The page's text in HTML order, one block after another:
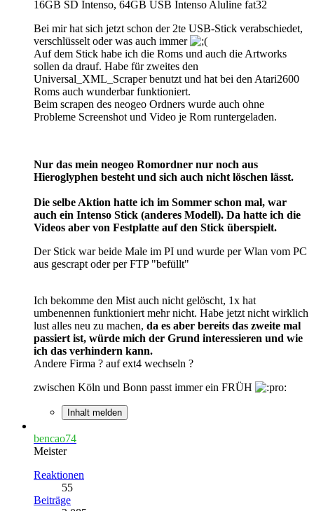
16GB SD Intenso, 64GB USB Intenso Aluline fat32
Bei mir hat sich jetzt schon der 2te USB-Stick verabschiedet,
verschlüsselt oder was auch immer
Auf dem Stick habe ich die Roms und auch die Artworks
sollen da drauf. Habe für zweites den
Universal_XML_Scraper benutzt und hat bei den Atari2600
Roms auch wunderbar funktioniert.
Beim scrapen des neogeo Ordners wurde auch ohne
Probleme Screenshot und Video je Rom runtergeladen.
Nur das mein neogeo Romordner nur noch aus
Hieroglyphen besteht und sich auch nicht löschen lässt.
Die selbe Aktion hatte ich im Sommer schon mal, war
auch ein Intenso Stick (anderes Modell). Da hatte ich die
Videos aber von Festplatte auf den Stick überspielt.
Der Stick war beide Male im PI und wurde per Wlan vom PC
aus gescrapt oder per FTP "befüllt"
Ich bekomme den Mist auch nicht gelöscht, 1x hat
umbenennen funktioniert mehr nicht. Habe jetzt nicht wirklich
lust alles neu zu machen, da es aber bereits das zweite mal
passiert ist, würde mich der Grund interessieren und wie
ich das verhindern kann.
Andere Firma ? auf ext4 wechseln ?
zwischen Köln und Bonn passt immer ein FRÜH
Inhalt melden
bencao74
Meister
Reaktionen
55
Beiträge